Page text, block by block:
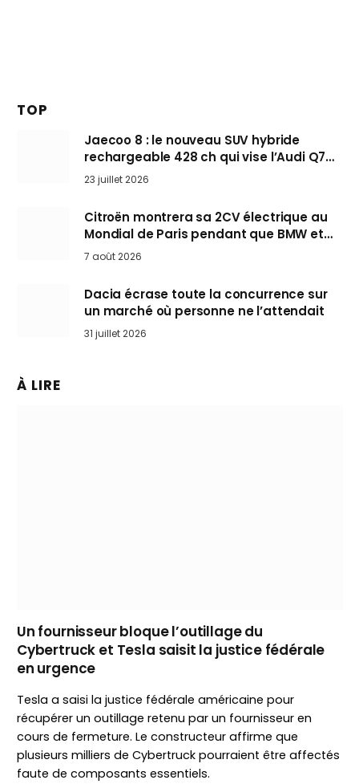
TOP
Jaecoo 8 : le nouveau SUV hybride
rechargeable 428 ch qui vise l’Audi Q7
arrive en Europe cet automne
23 juillet 2026
Citroën montrera sa 2CV électrique au
Mondial de Paris pendant que BMW et
Mini désertent le salon
7 août 2026
Dacia écrase toute la concurrence sur
un marché où personne ne l’attendait
31 juillet 2026
À LIRE
Un fournisseur bloque l’outillage du
Cybertruck et Tesla saisit la justice fédérale
en urgence
Tesla a saisi la justice fédérale américaine pour
récupérer un outillage retenu par un fournisseur en
cours de fermeture. Le constructeur affirme que
plusieurs milliers de Cybertruck pourraient être affectés
faute de composants essentiels.